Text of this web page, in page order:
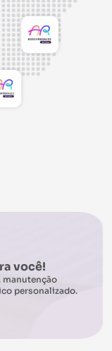
você!
manutenção
personalizado.